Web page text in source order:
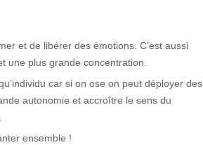
et de libérer des émotions. C’est aussi
une plus grande concentration.
car si on ose on peut déployer des
autonomie et accroître le sens du
ensemble !